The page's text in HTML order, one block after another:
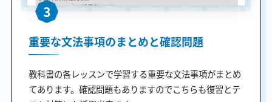
3
重要な文法事項のまとめと確認問題
教科書の各レッスンで学習する重要な文法事項がまとめ
てあります。確認問題もありますのでこちらも復習とテ